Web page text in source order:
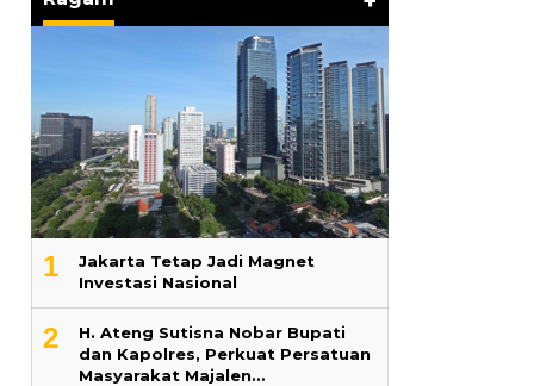
1
Jakarta Tetap Jadi Magnet
Investasi Nasional
2
H. Ateng Sutisna Nobar Bupati
dan Kapolres, Perkuat Persatuan
Masyarakat Majalen…